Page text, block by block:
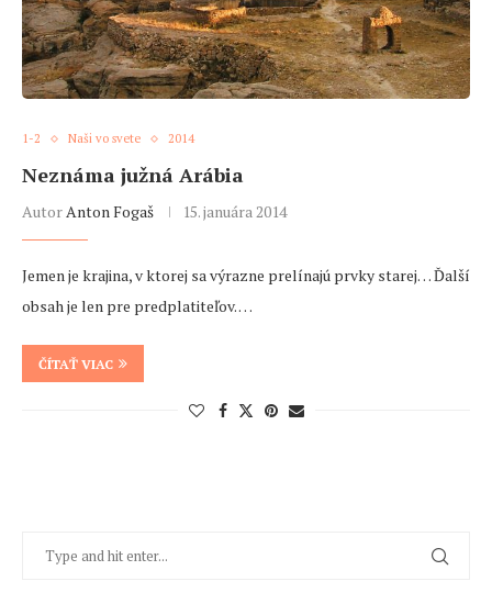
1-2 Naši vo svete 2014
Neznáma južná Arábia
AutorAnton Fogaš 15. januára 2014
Jemen je krajina, v ktorej sa výrazne prelínajú prvky starej… Ďalší
obsah je len pre predplatiteľov. …
ČÍTAŤ VIAC